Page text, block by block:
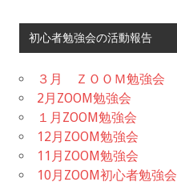
初心者勉強会の活動報告
３月 ＺＯＯＭ勉強会
2月ZOOM勉強会
１月ZOOM勉強会
12月ZOOM勉強会
11月ZOOM勉強会
10月ZOOM初心者勉強会